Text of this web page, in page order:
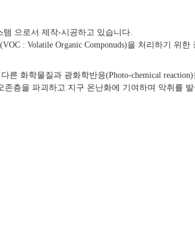
으로서 제작-시공하고 있습니다.
: Volatile Organic Componuds)을 처리하기 위한
화학물질과 광화학반응(Photo-chemical
층을 파괴하고 지구 온난화에 기여하며 악취를